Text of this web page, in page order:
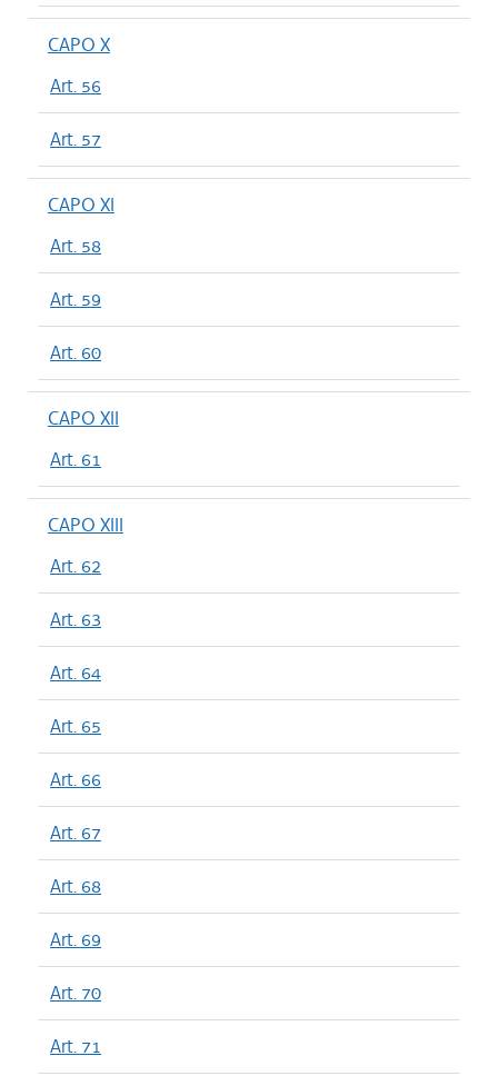
CAPO X
Art. 56
Art. 57
CAPO XI
Art. 58
Art. 59
Art. 60
CAPO XII
Art. 61
CAPO XIII
Art. 62
Art. 63
Art. 64
Art. 65
Art. 66
Art. 67
Art. 68
Art. 69
Art. 70
Art. 71